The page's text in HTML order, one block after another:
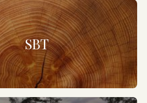
SBT